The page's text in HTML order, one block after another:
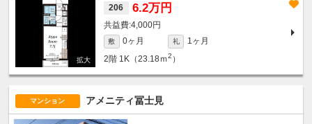
206 6.2万円
4,000円
敷 0ヶ月 礼
1ヶ月
2階 1K（23.18ｍ2 ）
マンション アメニティ冨士見